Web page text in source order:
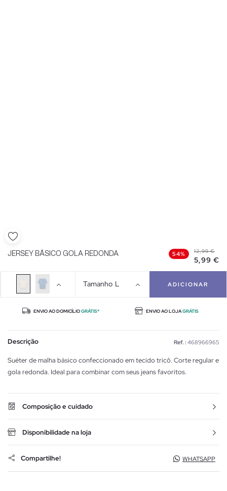
JERSEY BÁSICO GOLA REDONDA 54% 12,99 €
5,99 €
Tamanho L ADICIONAR
ENVIO AO DOMICÍLIOGRÁTIS* ENVIO AO LOJAGRÁTIS
Descrição Ref. : 468966965
Suéter de malha básico confeccionado em tecido tricô. Corte regular e
gola redonda. Ideal para combinar com seus jeans favoritos.
Composição e cuidado
Disponibilidade na loja
Compartilhe! WHATSAPP